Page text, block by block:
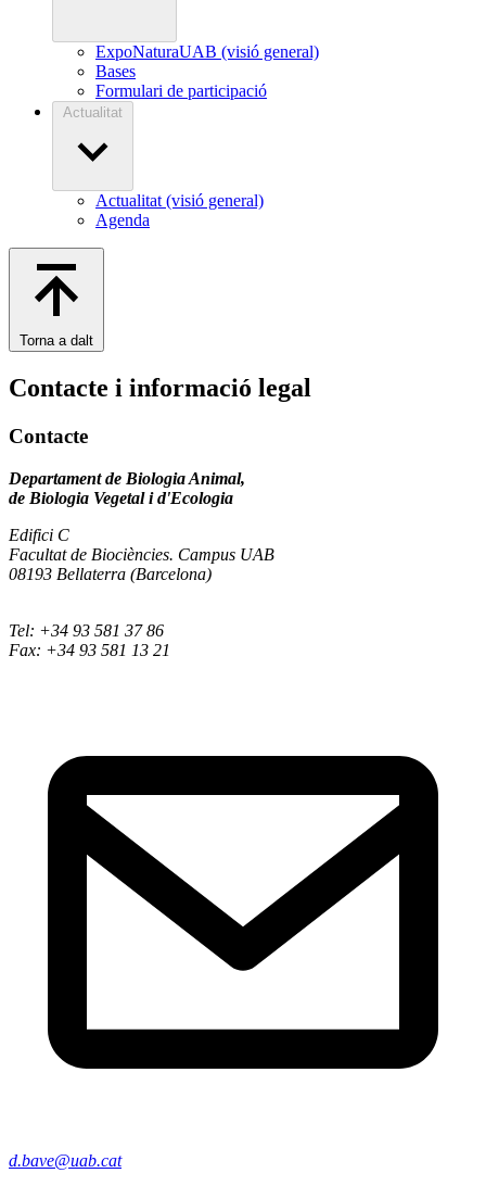
ExpoNaturaUAB (visió general)
Bases
Formulari de participació
Actualitat
Actualitat (visió general)
Agenda
Torna a dalt
Contacte i informació legal
Contacte
Departament de Biologia Animal,
de Biologia Vegetal i d'Ecologia
Edifici C
Facultat de Biociències. Campus UAB
08193 Bellaterra (Barcelona)
Tel: +34 93 581 37 86
Fax: +34 93 581 13 21
d.bave@uab.cat